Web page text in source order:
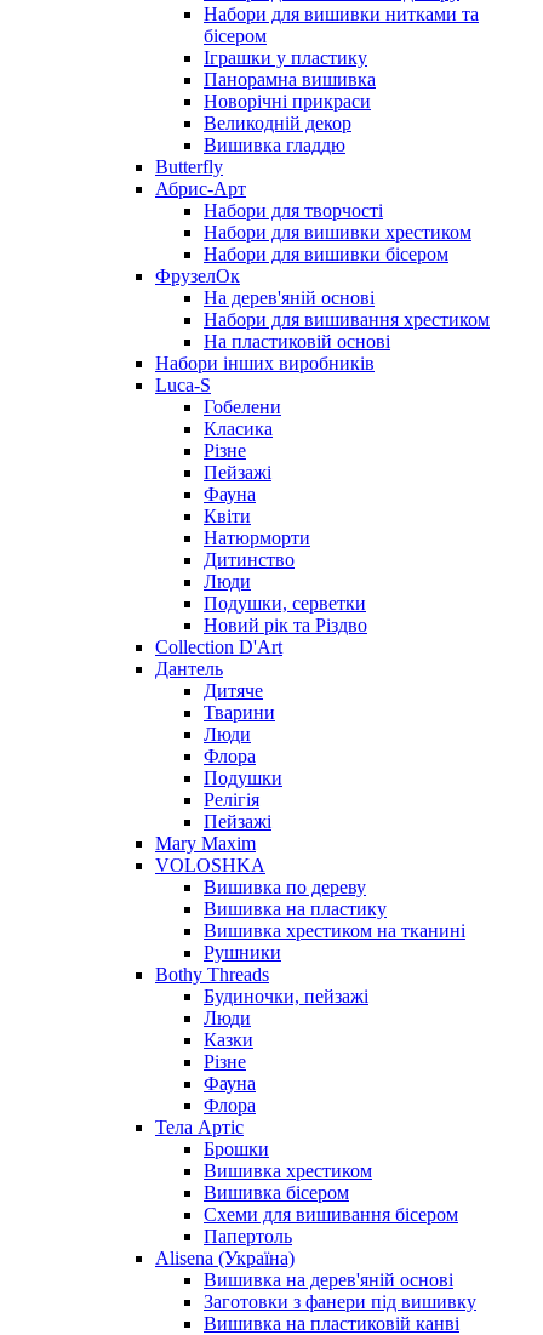
Набори для вишивки нитками та
бісером
Іграшки у пластику
Панорамна вишивка
Новорічні прикраси
Великодній декор
Вишивка гладдю
Butterfly
Абрис-Арт
Набори для творчості
Набори для вишивки хрестиком
Набори для вишивки бісером
ФрузелОк
На дерев'яній основі
Набори для вишивання хрестиком
На пластиковій основі
Набори інших виробників
Luca-S
Гобелени
Класика
Різне
Пейзажі
Фауна
Квіти
Натюрморти
Дитинство
Люди
Подушки, серветки
Новий рік та Різдво
Collection D'Art
Дантель
Дитяче
Тварини
Люди
Флора
Подушки
Релігія
Пейзажі
Mary Maxim
VOLOSHKA
Вишивка по дереву
Вишивка на пластику
Вишивка хрестиком на тканині
Рушники
Bothy Threads
Будиночки, пейзажі
Люди
Казки
Різне
Фауна
Флора
Тела Артіс
Брошки
Вишивка хрестиком
Вишивка бісером
Схеми для вишивання бісером
Папертоль
Alisena (Україна)
Вишивка на дерев'яній основі
Заготовки з фанери під вишивку
Вишивка на пластиковій канві